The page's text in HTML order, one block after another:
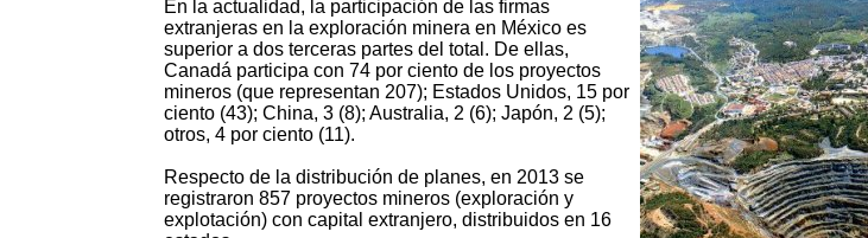
En la actualidad, la participación de las firmas
extranjeras en la exploración minera en México es
superior a dos terceras partes del total. De ellas,
Canadá participa con 74 por ciento de los proyectos
mineros (que representan 207); Estados Unidos, 15 por
ciento (43); China, 3 (8); Australia, 2 (6); Japón, 2 (5);
otros, 4 por ciento (11).
Respecto de la distribución de planes, en 2013 se
registraron 857 proyectos mineros (exploración y
explotación) con capital extranjero, distribuidos en 16